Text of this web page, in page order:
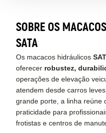
SOBRE OS
SATA
Os macacos hidráulicos
oferecer robustez,
operações de elevação
atendem desde carros
grande porte, a linha reúne
praticidade para
frotistas e centros de